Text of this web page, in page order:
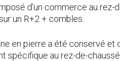
d’un commerce au rez-
un R+2 + combles.
en pierre a été conservé et
spécifique au rez-de-